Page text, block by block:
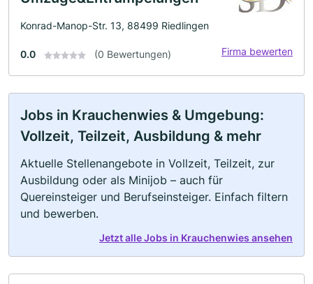
Konrad-Manop-Str. 13, 88499 Riedlingen
0.0 (0 Bewertungen) Firma bewerten
Jobs in Krauchenwies & Umgebung:
Vollzeit, Teilzeit, Ausbildung & mehr
Aktuelle Stellenangebote in Vollzeit, Teilzeit, zur
Ausbildung oder als Minijob – auch für
Quereinsteiger und Berufseinsteiger. Einfach filtern
und bewerben.
Jetzt alle Jobs in Krauchenwies ansehen